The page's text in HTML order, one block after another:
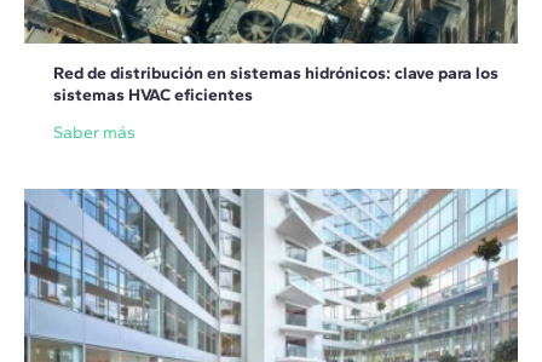
Red de distribución en sistemas hidrónicos: clave para los
sistemas HVAC eficientes
Saber más